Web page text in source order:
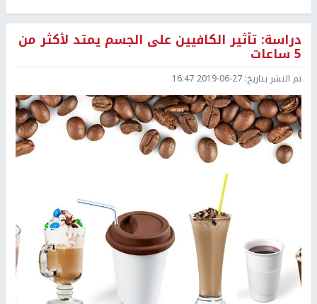
دراسة: تأثير الكافيين على الجسم يمتد لأكثر من
5 ساعات
تم النشر بتاريخ: 2019-06-27 16:47